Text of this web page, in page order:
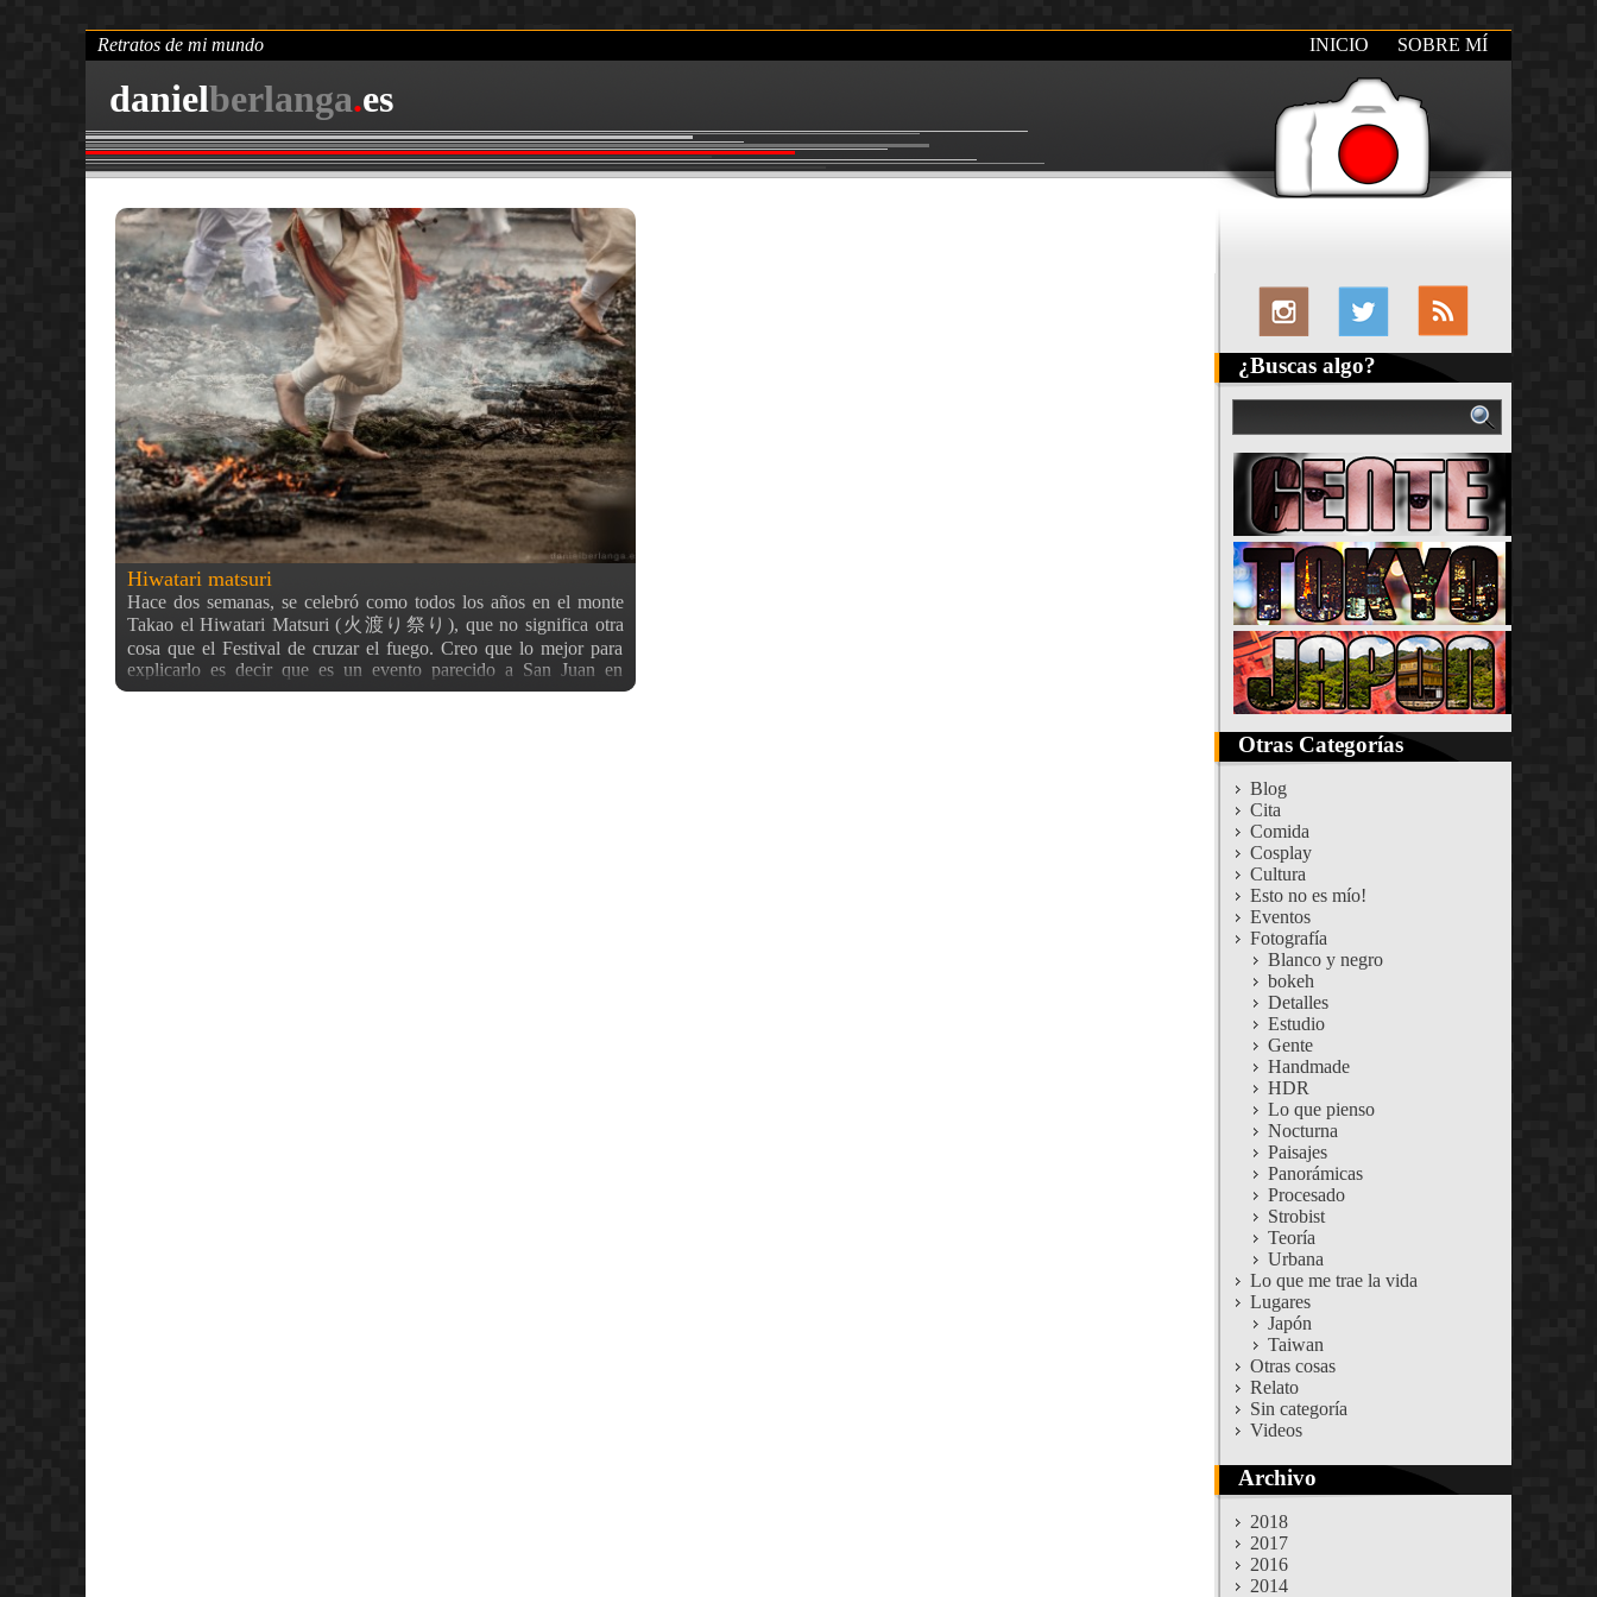
danielberlanga.es
Retratos de mi mundo INICIO SOBRE MÍ
Hiwatari matsuri
Hace dos semanas, se celebró como todos los años en el monte
Takao el Hiwatari Matsuri (火渡り祭り), que no significa otra
cosa que el Festival de cruzar el fuego. Creo que lo mejor para
explicarlo es decir que es un evento parecido a San Juan en
España. A diferencia de la fiesta española de San Juan, este
¿Buscas algo?
Otras Categorías
Blog
Cita
Comida
Cosplay
Cultura
Esto no es mío!
Eventos
Fotografía
Blanco y negro
bokeh
Detalles
Estudio
Gente
Handmade
HDR
Lo que pienso
Nocturna
Paisajes
Panorámicas
Procesado
Strobist
Teoría
Urbana
Lo que me trae la vida
Lugares
Japón
Taiwan
Otras cosas
Relato
Sin categoría
Videos
Archivo
2018
2017
2016
2014